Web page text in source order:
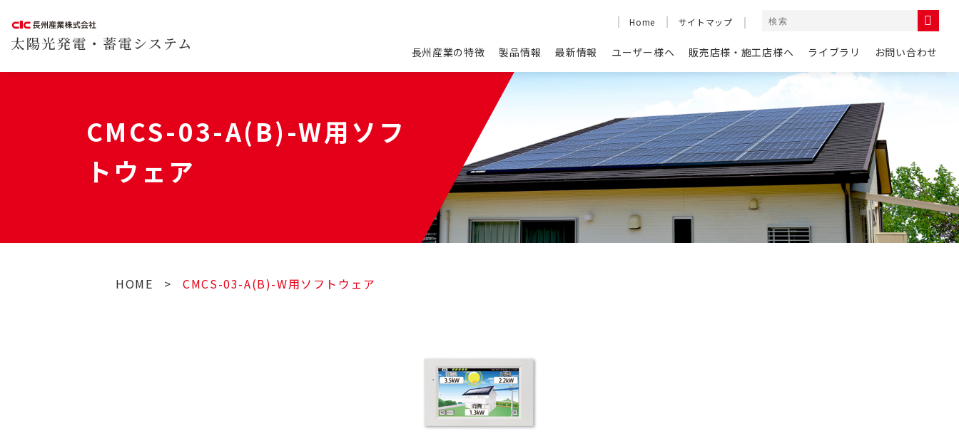
Home サイトマップ
長州産業の特徴 製品情報 最新情報 ユーザー様へ 販売店様・施工店様へ ライブラリ お問い合わせ
CMCS-03-A(B)-W用ソフ
トウェア
HOME > CMCS-03-A(B)-W用ソフトウェア